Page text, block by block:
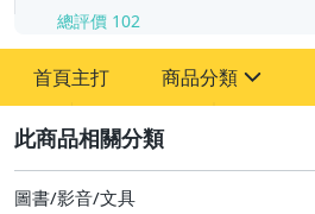
總評價 102
首頁主打 商品分類
圖書/影音/文具
居家、家具與園藝
圖書/影音/文具